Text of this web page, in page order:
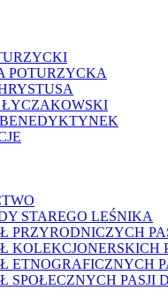
POTURZYCKA
STAREGO LEŚNIKA
PRZYRODNICZYCH
KOLEKCJONERSKICH
ETNOGRAFICZNYCH
SPOŁECZNYCH PASJI